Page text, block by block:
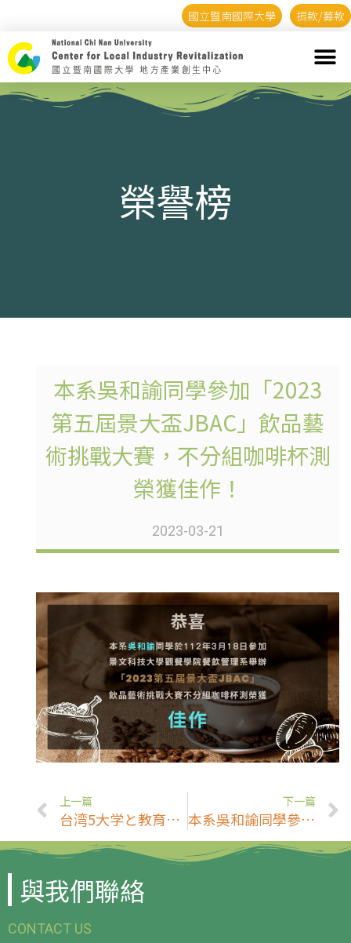
國立暨南國際大學 捐款/募款
榮譽榜
本系吳和諭同學參加「2023
第五屆景大盃JBAC」飲品藝
術挑戰大賽，不分組咖啡杯測
榮獲佳作！
2023-03-21
上一篇
台湾5大学と教育部が信州大学を訪問
下一篇
本系吳和諭同學參加「2023第五屆景大盃JBAC」飲品藝術挑戰大賽，不分組咖啡杯測榮獲佳作！
與我們聯絡
CONTACT US